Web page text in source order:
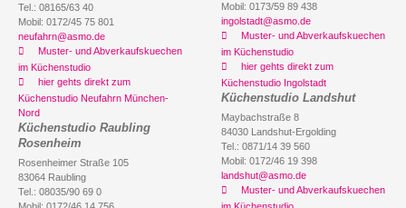
Tel.: 08165/63 40
Mobil: 0172/45 75 801
neufahrn@asmo.de
Muster- und Abverkaufskuechen
im Küchenstudio
hier gehts direkt zum
Küchenstudio Neufahrn München-
Nord
Küchenstudio Raubling
Rosenheim
Rosenheimer Straße 105
83064 Raubling
Tel.: 08035/90 69 0
Mobil: 0173/59 89 438
ingolstadt@asmo.de
Muster- und Abverkaufskuechen
im Küchenstudio
hier gehts direkt zum
Küchenstudio Ingolstadt
Küchenstudio Landshut
Maybachstraße 8
84030 Landshut-Ergolding
Tel.: 0871/14 39 560
Mobil: 0172/46 19 398
landshut@asmo.de
Muster- und Abverkaufskuechen